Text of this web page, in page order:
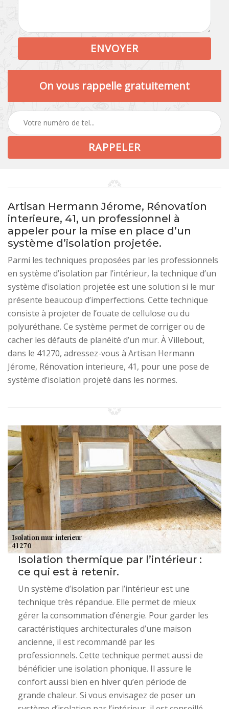
On vous rappelle gratuitement
Artisan Hermann Jérome, Rénovation
interieure, 41, un professionnel à
appeler pour la mise en place d’un
système d’isolation projetée.
Parmi les techniques proposées par les professionnels
en système d’isolation par l’intérieur, la technique d’un
système d’isolation projetée est une solution si le mur
présente beaucoup d’imperfections. Cette technique
consiste à projeter de l’ouate de cellulose ou du
polyuréthane. Ce système permet de corriger ou de
cacher les défauts de planéité d’un mur. À Villebout,
dans le 41270, adressez-vous à Artisan Hermann
Jérome, Rénovation interieure, 41, pour une pose de
système d’isolation projeté dans les normes.
Isolation thermique par l’intérieur :
ce qui est à retenir.
Un système d’isolation par l’intérieur est une
technique très répandue. Elle permet de mieux
gérer la consommation d’énergie. Pour garder les
caractéristiques architecturales d’une maison
ancienne, il est recommandé par les
professionnels. Cette technique permet aussi de
bénéficier une isolation phonique. Il assure le
confort aussi bien en hiver qu’en période de
grande chaleur. Si vous envisagez de poser un